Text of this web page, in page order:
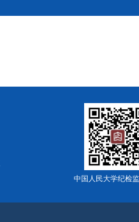
中国人民大学纪检